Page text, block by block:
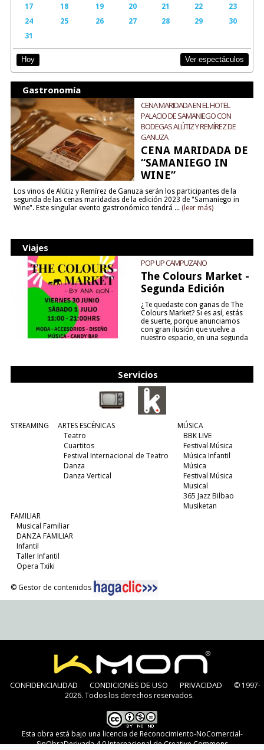
17
18 19 20 21 22
23
24
25 26 27 28 29
30
31
Hoy Ver espectáculos
Gastronomía
CENA MARIDADA EN EL HOTEL
PALACIO DE SAMANIEGO CON
BODEGAS ALÚTIZ Y REMÍREZ DE
GANUZA
CENA MARIDADA DE
“SAMANIEGO IN
WINE”
Los vinos de Alútiz y Remírez de Ganuza serán los participantes de la
segunda de las cenas maridadas de la edición 2023 de "Samaniego in
Wine". Este singular evento gastronómico tendrá ... (leer más)
Viajes
POP UP CAMPUZANO
The Colours Market -
Segunda Edición
¿Te quedaste con ganas de The
Colours Market? Si es así, estás
de suerte, porque anunciamos
con gran ilusión que vuelve a
nuestro espacio, en una segunda
Servicios
STREAMING
ARTES ESCÉNICAS
Teatro
Cuartitos
Festival Internacional de Teatro
Danza
Danza Vertical
MÚSICA
BBK LIVE
Festival Música
Música Infantil
Música
Festival Música
Musical
365 Jazz Bilbao
Musiketan
FAMILIAR
Musical Familiar
DANZA FAMILIAR
Infantil
Taller Infantil
Opera Txiki
© Gestor de contenidos
CONFIDENCIALIDAD CONDICIONES DE USO PRIVACIDAD
© 1997-
2026. Todos los derechos reservados.
Esta obra está bajo una licencia de Reconocimiento-NoComercial-
SinObraDerivada 4.0 Internacional de Creative Commons